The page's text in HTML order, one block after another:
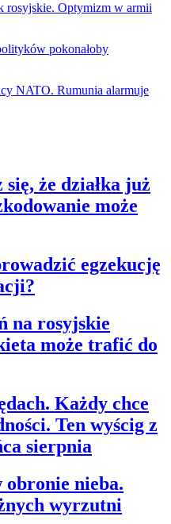
rosyjskie. Optymizm w armii
pokonałoby
NATO. Rumunia alarmuje
że działka już
może
egzekucję
na rosyjskie
może trafić do
Każdy chce
Ten wyścig z
sierpnia
obronie nieba.
wyrzutni